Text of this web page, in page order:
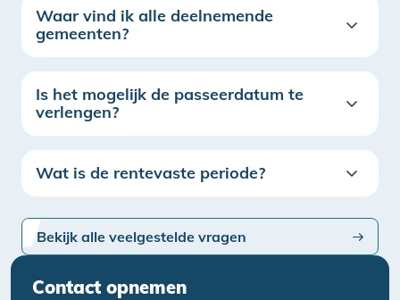
Waar vind ik alle deelnemende
gemeenten?
Is het mogelijk de passeerdatum te
verlengen?
Wat is de rentevaste periode?
Bekijk alle veelgestelde vragen
Contact opnemen